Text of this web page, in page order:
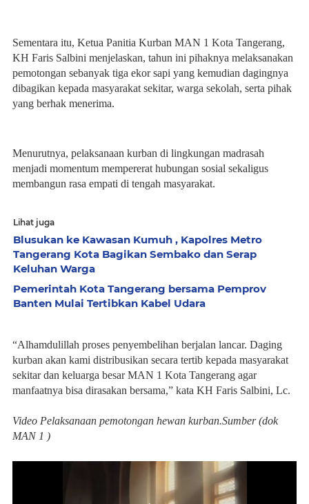
Sementara itu, Ketua Panitia Kurban MAN 1 Kota Tangerang,
KH Faris Salbini menjelaskan, tahun ini pihaknya melaksanakan
pemotongan sebanyak tiga ekor sapi yang kemudian dagingnya
dibagikan kepada masyarakat sekitar, warga sekolah, serta pihak
yang berhak menerima.
Menurutnya, pelaksanaan kurban di lingkungan madrasah
menjadi momentum mempererat hubungan sosial sekaligus
membangun rasa empati di tengah masyarakat.
Lihat juga
Blusukan ke Kawasan Kumuh , Kapolres Metro
Tangerang Kota Bagikan Sembako dan Serap
Keluhan Warga
Pemerintah Kota Tangerang bersama Pemprov
Banten Mulai Tertibkan Kabel Udara
“Alhamdulillah proses penyembelihan berjalan lancar. Daging
kurban akan kami distribusikan secara tertib kepada masyarakat
sekitar dan keluarga besar MAN 1 Kota Tangerang agar
manfaatnya bisa dirasakan bersama,” kata KH Faris Salbini, Lc.
Video Pelaksanaan pemotongan hewan kurban.Sumber (dok
MAN 1 )